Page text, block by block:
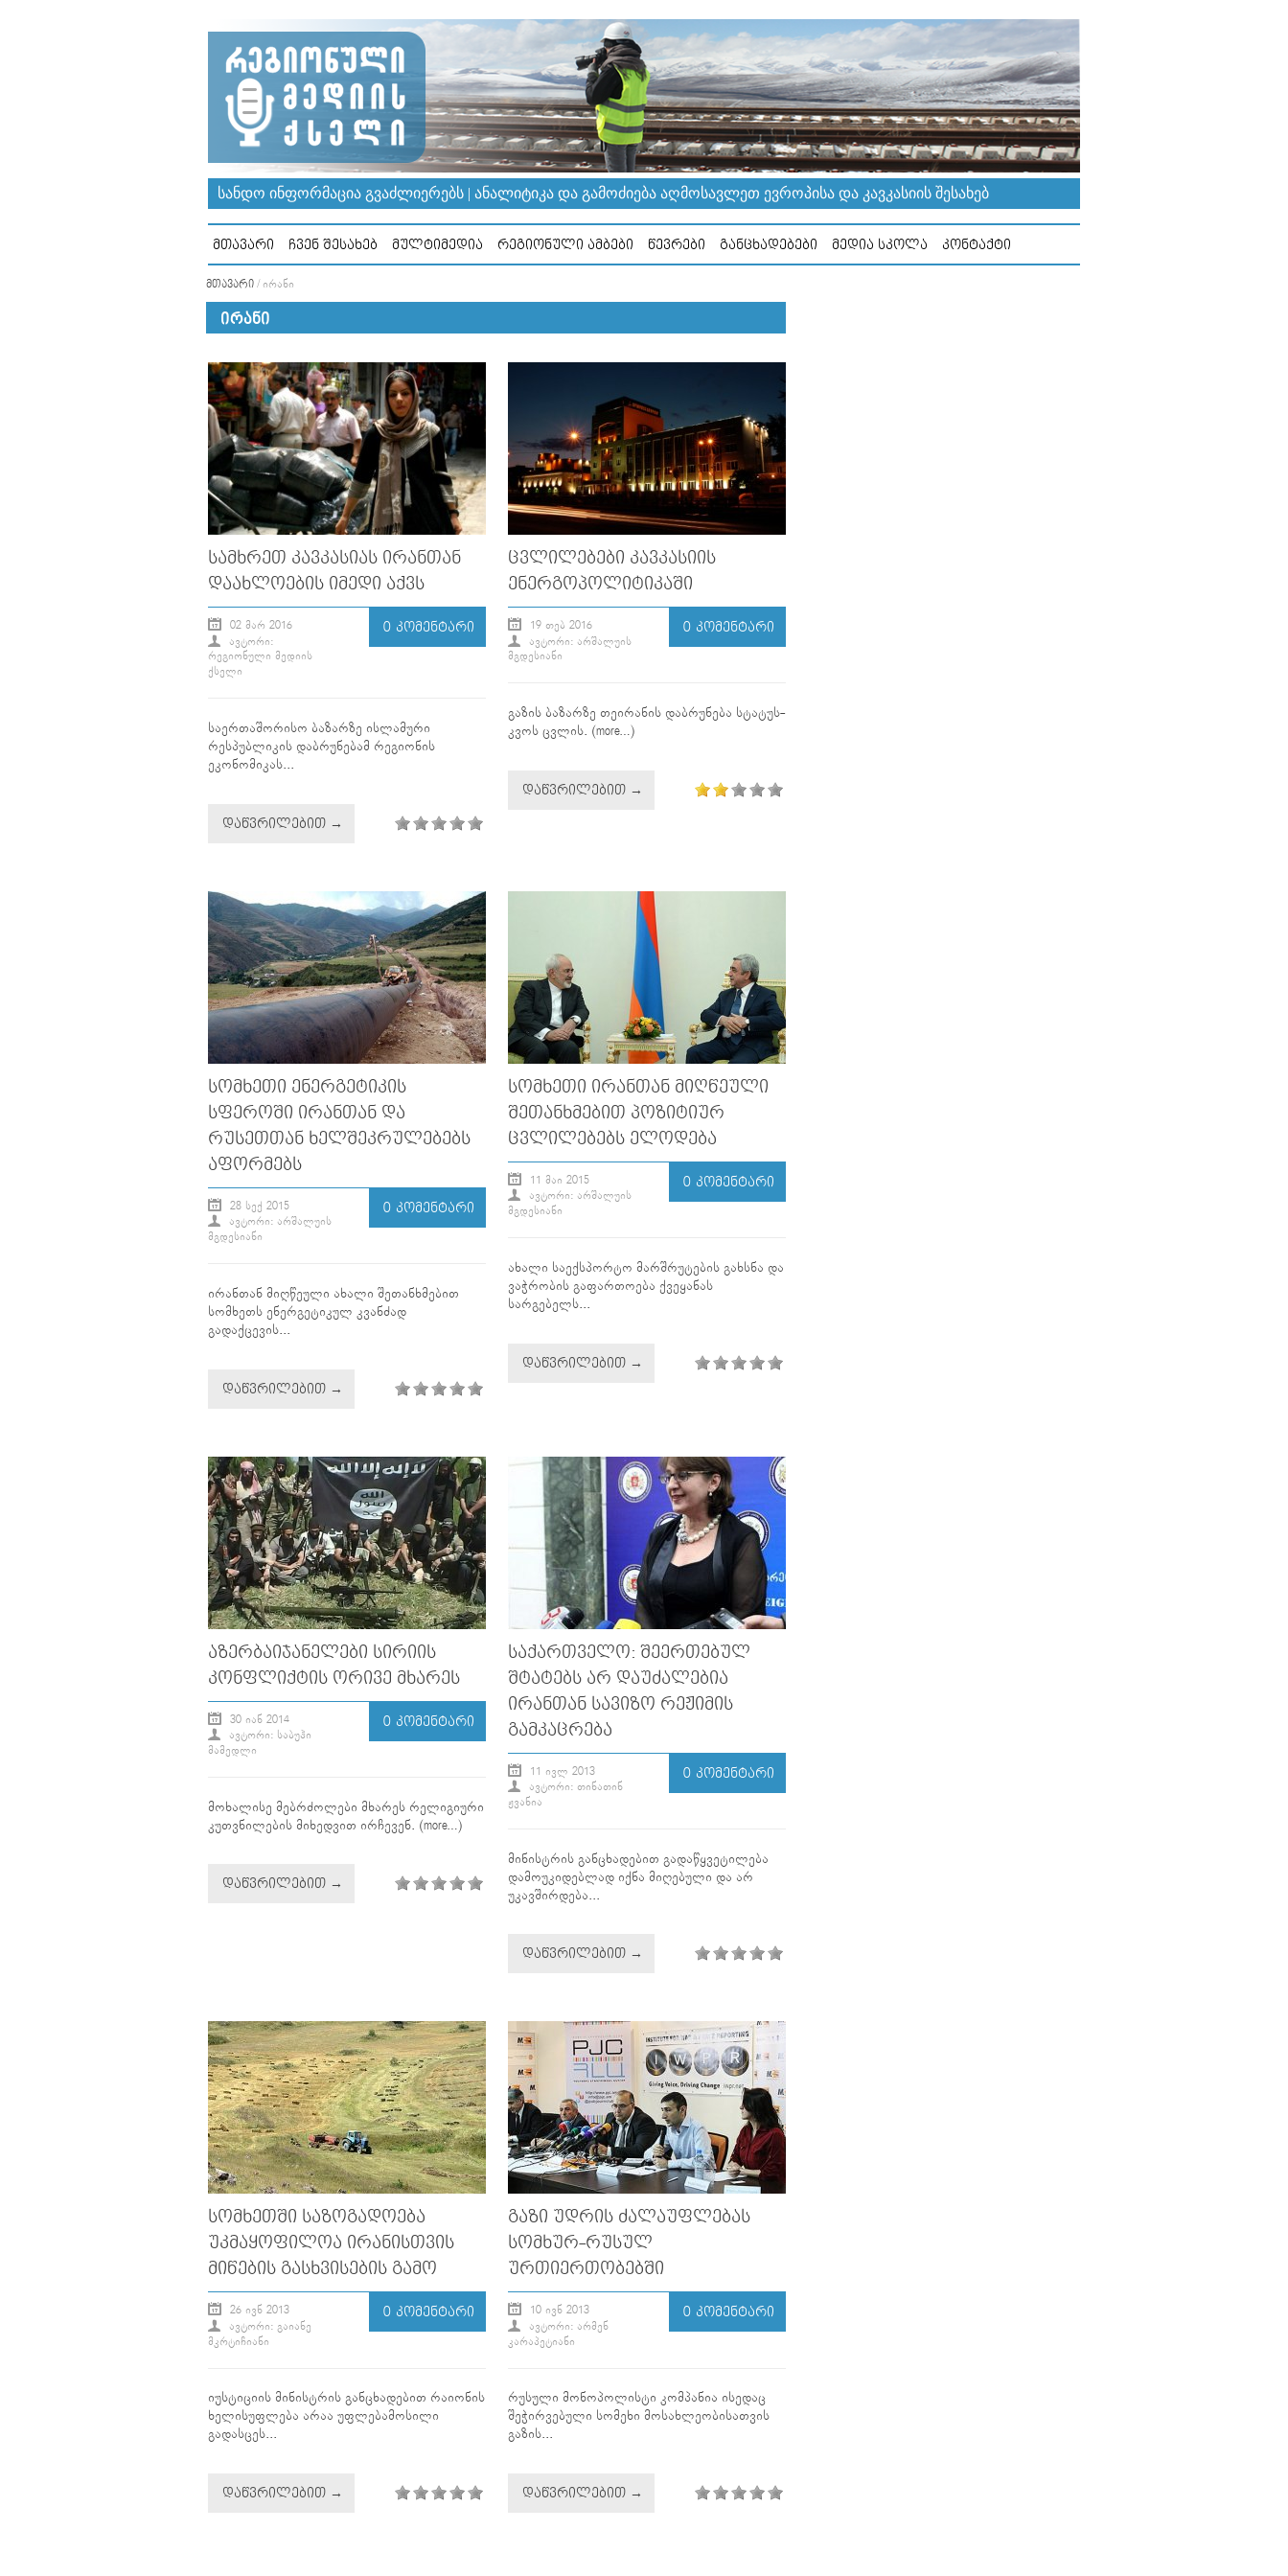
ᲡᲐᲜᲓᲝ ᲘᲜᲤᲝᲠᲛᲐᲪᲘᲐ ᲒᲕᲐᲫᲚᲘᲔᲠᲔᲑᲡ | ᲐᲜᲐᲚᲘᲢᲘᲙᲐ ᲓᲐ ᲒᲐᲛᲝᲫᲘᲔᲑᲐ ᲐᲦᲛᲝᲡᲐᲕᲚᲔᲗ ᲔᲕᲠᲝᲞᲘᲡᲐ ᲓᲐ ᲙᲐᲕᲙᲐᲡᲘᲘᲡ ᲨᲔᲡᲐᲮᲔᲑ
ᲛᲗᲐᲕᲐᲠᲘ ᲩᲕᲔᲜ ᲨᲔᲡᲐᲮᲔᲑ ᲛᲣᲚᲢᲘᲛᲔᲓᲘᲐ ᲠᲔᲒᲘᲝᲜᲣᲚᲘ ᲐᲛᲑᲔᲑᲘ ᲬᲔᲕᲠᲔᲑᲘ ᲒᲐᲜᲪᲮᲐᲓᲔᲑᲔᲑᲘ ᲛᲔᲓᲘᲐ ᲡᲙᲝᲚᲐ ᲙᲝᲜᲢᲐᲥᲢᲘ
ᲛᲗᲐᲕᲐᲠᲘ / ᲘᲠᲐᲜᲘ
ᲘᲠᲐᲜᲘ
ᲡᲐᲛᲮᲠᲔᲗ ᲙᲐᲕᲙᲐᲡᲘᲐᲡ ᲘᲠᲐᲜᲗᲐᲜ
ᲓᲐᲐᲮᲚᲝᲔᲑᲘᲡ ᲘᲛᲔᲓᲘ ᲐᲥᲕᲡ
02 ᲛᲐᲠ 2016
ᲐᲕᲢᲝᲠᲘ:
ᲠᲔᲒᲘᲝᲜᲣᲚᲘ ᲛᲔᲓᲘᲘᲡ
ᲥᲡᲔᲚᲘ
0 ᲙᲝᲛᲔᲜᲢᲐᲠᲘ
საერთაშორისო ბაზარზე ისლამური
რესპუბლიკის დაბრუნებამ რეგიონის
ეკონომიკას...
ᲓᲐᲬᲕᲠᲘᲚᲔᲑᲘᲗ →
ᲪᲕᲚᲘᲚᲔᲑᲔᲑᲘ ᲙᲐᲕᲙᲐᲡᲘᲘᲡ
ᲔᲜᲔᲠᲒᲝᲞᲝᲚᲘᲢᲘᲙᲐᲨᲘ
19 ᲗᲔᲑ 2016
ᲐᲕᲢᲝᲠᲘ: ᲐᲠᲨᲐᲚᲣᲘᲡ
ᲛᲒᲓᲔᲡᲘᲐᲜᲘ
0 ᲙᲝᲛᲔᲜᲢᲐᲠᲘ
გაზის ბაზარზე თეირანის დაბრუნება სტატუს-
კვოს ცვლის. (more…)
ᲓᲐᲬᲕᲠᲘᲚᲔᲑᲘᲗ →
ᲡᲝᲛᲮᲔᲗᲘ ᲔᲜᲔᲠᲒᲔᲢᲘᲙᲘᲡ
ᲡᲤᲔᲠᲝᲨᲘ ᲘᲠᲐᲜᲗᲐᲜ ᲓᲐ
ᲠᲣᲡᲔᲗᲗᲐᲜ ᲮᲔᲚᲨᲔᲙᲠᲣᲚᲔᲑᲔᲑᲡ
ᲐᲤᲝᲠᲛᲔᲑᲡ
28 ᲡᲔᲥ 2015
ᲐᲕᲢᲝᲠᲘ: ᲐᲠᲨᲐᲚᲣᲘᲡ
ᲛᲒᲓᲔᲡᲘᲐᲜᲘ
0 ᲙᲝᲛᲔᲜᲢᲐᲠᲘ
ირანთან მიღწეული ახალი შეთანხმებით
სომხეთს ენერგეტიკულ კვანძად
გადაქცევის...
ᲓᲐᲬᲕᲠᲘᲚᲔᲑᲘᲗ →
ᲡᲝᲛᲮᲔᲗᲘ ᲘᲠᲐᲜᲗᲐᲜ ᲛᲘᲦᲬᲔᲣᲚᲘ
ᲨᲔᲗᲐᲜᲮᲛᲔᲑᲘᲗ ᲞᲝᲖᲘᲢᲘᲣᲠ
ᲪᲕᲚᲘᲚᲔᲑᲔᲑᲡ ᲔᲚᲝᲓᲔᲑᲐ
11 ᲛᲐᲘ 2015
ᲐᲕᲢᲝᲠᲘ: ᲐᲠᲨᲐᲚᲣᲘᲡ
ᲛᲒᲓᲔᲡᲘᲐᲜᲘ
0 ᲙᲝᲛᲔᲜᲢᲐᲠᲘ
ახალი საექსპორტო მარშრუტების გახსნა და
ვაჭრობის გაფართოება ქვეყანას
სარგებელს...
ᲓᲐᲬᲕᲠᲘᲚᲔᲑᲘᲗ →
ᲐᲖᲔᲠᲑᲐᲘᲯᲐᲜᲔᲚᲔᲑᲘ ᲡᲘᲠᲘᲘᲡ
ᲙᲝᲜᲤᲚᲘᲥᲢᲘᲡ ᲝᲠᲘᲕᲔ ᲛᲮᲐᲠᲔᲡ
30 ᲘᲐᲜ 2014
ᲐᲕᲢᲝᲠᲘ: ᲡᲐᲑᲣᲰᲘ
ᲛᲐᲛᲔᲓᲚᲘ
0 ᲙᲝᲛᲔᲜᲢᲐᲠᲘ
მოხალისე მებრძოლები მხარეს რელიგიური
კუთვნილების მიხედვით ირჩევენ. (more…)
ᲓᲐᲬᲕᲠᲘᲚᲔᲑᲘᲗ →
ᲡᲐᲥᲐᲠᲗᲕᲔᲚᲝ: ᲨᲔᲔᲠᲗᲔᲑᲣᲚ
ᲨᲢᲐᲢᲔᲑᲡ ᲐᲠ ᲓᲐᲣᲫᲐᲚᲔᲑᲘᲐ
ᲘᲠᲐᲜᲗᲐᲜ ᲡᲐᲕᲘᲖᲝ ᲠᲔᲟᲘᲛᲘᲡ
ᲒᲐᲛᲙᲐᲪᲠᲔᲑᲐ
11 ᲘᲕᲚ 2013
ᲐᲕᲢᲝᲠᲘ: ᲗᲘᲜᲐᲗᲘᲜ
ᲟᲕᲐᲜᲘᲐ
0 ᲙᲝᲛᲔᲜᲢᲐᲠᲘ
მინისტრის განცხადებით გადაწყვეტილება
დამოუკიდებლად იქნა მიღებული და არ
უკავშირდება...
ᲓᲐᲬᲕᲠᲘᲚᲔᲑᲘᲗ →
ᲡᲝᲛᲮᲔᲗᲨᲘ ᲡᲐᲖᲝᲒᲐᲓᲝᲔᲑᲐ
ᲣᲙᲛᲐᲧᲝᲤᲘᲚᲝᲐ ᲘᲠᲐᲜᲘᲡᲗᲕᲘᲡ
ᲛᲘᲬᲔᲑᲘᲡ ᲒᲐᲡᲮᲕᲘᲡᲔᲑᲘᲡ ᲒᲐᲛᲝ
26 ᲘᲕᲜ 2013
ᲐᲕᲢᲝᲠᲘ: ᲒᲐᲘᲐᲜᲔ
ᲛᲙᲠᲢᲘᲩᲘᲐᲜᲘ
0 ᲙᲝᲛᲔᲜᲢᲐᲠᲘ
იუსტიციის მინისტრის განცხადებით რაიონის
ხელისუფლება არაა უფლებამოსილი
გადასცეს...
ᲓᲐᲬᲕᲠᲘᲚᲔᲑᲘᲗ →
ᲒᲐᲖᲘ ᲣᲓᲠᲘᲡ ᲫᲐᲚᲐᲣᲤᲚᲔᲑᲐᲡ
ᲡᲝᲛᲮᲣᲠ-ᲠᲣᲡᲣᲚ
ᲣᲠᲗᲘᲔᲠᲗᲝᲑᲔᲑᲨᲘ
10 ᲘᲕᲜ 2013
ᲐᲕᲢᲝᲠᲘ: ᲐᲠᲛᲔᲜ
ᲙᲐᲠᲐᲞᲔᲢᲘᲐᲜᲘ
0 ᲙᲝᲛᲔᲜᲢᲐᲠᲘ
რუსული მონოპოლისტი კომპანია ისედაც
შეჭირვებული სომეხი მოსახლეობისათვის
გაზის...
ᲓᲐᲬᲕᲠᲘᲚᲔᲑᲘᲗ →